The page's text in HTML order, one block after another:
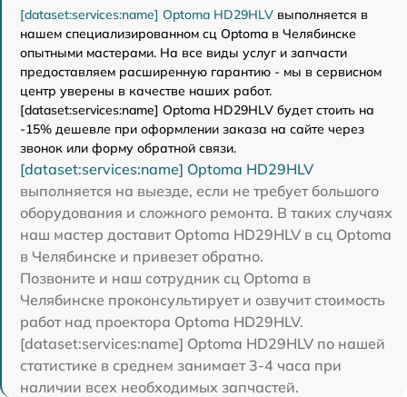
[dataset:services:name] Optoma HD29HLV выполняется в
нашем специализированном сц Optoma в Челябинске
опытными мастерами. На все виды услуг и запчасти
предоставляем расширенную гарантию - мы в сервисном
центр уверены в качестве наших работ.
[dataset:services:name] Optoma HD29HLV будет стоить на
-15% дешевле при оформлении заказа на сайте через
звонок или форму обратной связи.
[dataset:services:name] Optoma HD29HLV
выполняется на выезде, если не требует большого
оборудования и сложного ремонта. В таких случаях
наш мастер доставит Optoma HD29HLV в сц Optoma
в Челябинске и привезет обратно.
Позвоните и наш сотрудник сц Optoma в
Челябинске проконсультирует и озвучит стоимость
работ над проектора Optoma HD29HLV.
[dataset:services:name] Optoma HD29HLV по нашей
статистике в среднем занимает 3-4 часа при
наличии всех необходимых запчастей.